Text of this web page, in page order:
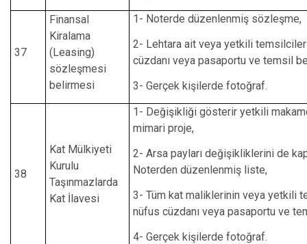
37
Finansal
Kiralama
(Leasing)
sözleşmesi
belirmesi
1- Noterde düzenlenmiş sözleşme,
2- Lehtara ait veya yetkili
cüzdanı veya pasaportu ve temsil
3- Gerçek kişilerde fotoğraf.
38
Kat Mülkiyeti
Kurulu
Taşınmazlarda
Kat İlavesi
1- Değişikliği gösterir yetkili
mimari proje,
2- Arsa payları değişikliklerini de
Noterden düzenlenmiş liste,
3- Tüm kat maliklerinin veya yetkili
nüfus cüzdanı veya pasaportu ve
4- Gerçek kişilerde fotoğraf.